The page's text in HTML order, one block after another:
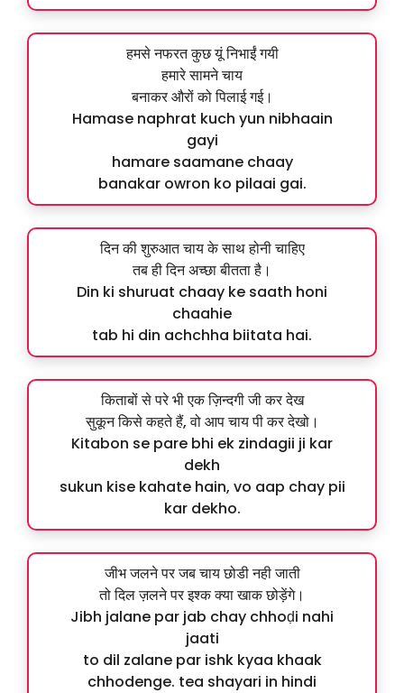
हमसे नफरत कुछ यूं निभाईं गयी
हमारे सामने चाय
बनाकर औरों को पिलाई गई।
Hamase naphrat kuch yun nibhaain
gayi
hamare saamane chaay
banakar owron ko pilaai gai.
दिन की शुरुआत चाय के साथ होनी चाहिए
तब ही दिन अच्छा बीतता है।
Din ki shuruat chaay ke saath honi
chaahie
tab hi din achchha biitata hai.
किताबों से परे भी एक ज़िन्दगी जी कर देख
सुकून किसे कहते हैं, वो आप चाय पी कर देखो।
Kitabon se pare bhi ek zindagii ji kar
dekh
sukun kise kahate hain, vo aap chay pii
kar dekho.
जीभ जलने पर जब चाय छोडी नही जाती
तो दिल ज़लने पर इश्क क्या खाक छोड़ेंगे।
Jibh jalane par jab chay chhoḍi nahi
jaati
to dil zalane par ishk kyaa khaak
chhodenge. tea shayari in hindi